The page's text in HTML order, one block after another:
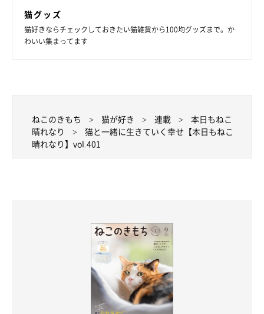
猫グッズ
猫好きならチェックしておきたい猫雑貨から100均グッズまで。か
わいい集まってます
ねこのきもち 猫が好き 連載
本日もねこ
晴れなり
猫と一緒に生きていく幸せ【本日もねこ
晴れなり】vol.401